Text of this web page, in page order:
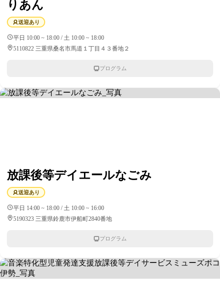
りあん
送迎あり
平日 10:00 ~ 18:00 / 土 10:00 ~ 18:00
5110822 三重県桑名市馬道１丁目４３番地２
プログラム
放課後等デイエールなごみ
送迎あり
平日 14:00 ~ 18:00 / 土 10:00 ~ 16:00
5190323 三重県鈴鹿市伊船町2840番地
プログラム